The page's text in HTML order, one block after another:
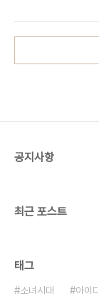
environment.
공지사항
최근 포스트
태그
소녀시대 아이